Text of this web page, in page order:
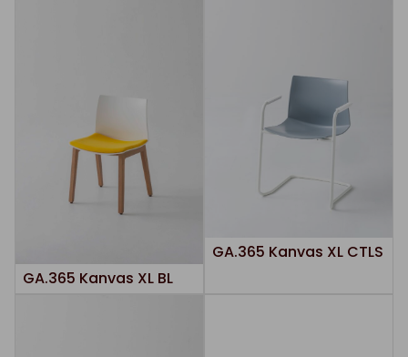
GA.365 Kanvas XL BL
GA.365 Kanvas XL CTLS